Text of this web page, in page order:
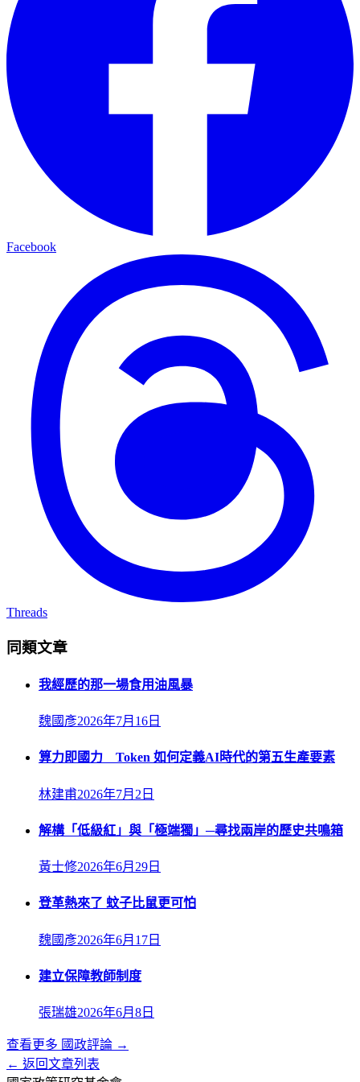
Facebook
Threads
同類文章
我經歷的那一場食用油風暴
魏國彥2026年7月16日
算力即國力 Token 如何定義AI時代的第五生產要素
林建甫2026年7月2日
解構「低級紅」與「極端獨」─尋找兩岸的歷史共鳴箱
黃士修2026年6月29日
登革熱來了 蚊子比鼠更可怕
魏國彥2026年6月17日
建立保障教師制度
張瑞雄2026年6月8日
查看更多 國政評論 →
← 返回文章列表